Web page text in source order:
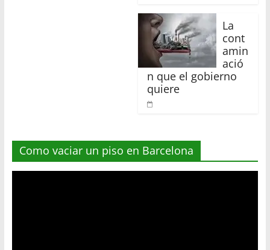
La
cont
amin
ació
n que el gobierno
quiere
Como vaciar un piso en Barcelona